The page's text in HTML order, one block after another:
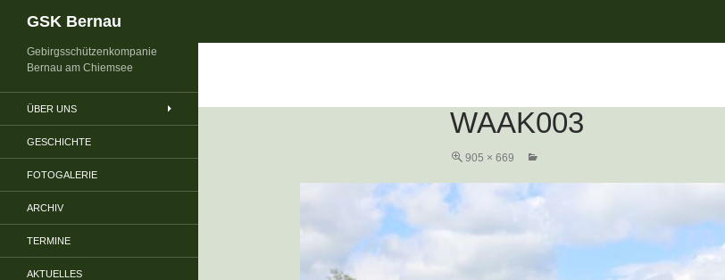
GSK Bernau
WAAK003
905 × 669
Gebirgsschützenkompanie
Bernau am Chiemsee
ÜBER UNS
GESCHICHTE
FOTOGALERIE
ARCHIV
TERMINE
AKTUELLES